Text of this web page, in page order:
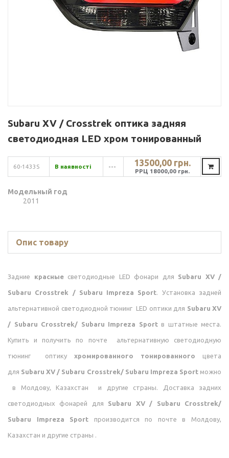
Subaru XV / Crosstrek оптика задняя
светодиодная LED хром тонированный
60-1433S В наявності --- 13500,00 грн.
РРЦ 18000,00 грн.
Модельный год
2011
Опис товару
Задние красныесветодиодные LED фонари для Subaru XV /
Subaru Crosstrek / Subaru Impreza Sport. Установка задней
альтернативной светодиодной тюнинг LED оптики для Subaru XV
/ Subaru Crosstrek/ Subaru Impreza Sportв штатные места.
Купить и получить по почте альтернативную светодиодную
тюнинг оптику хромированного тонированного цвета
для Subaru XV / Subaru Crosstrek/ Subaru Impreza Sportможно
в Молдову, Казахстан и другие страны. Доставка задних
светодиодных фонарей для Subaru XV / Subaru Crosstrek/
Subaru Impreza Sport производится по почте в Молдову,
Казахстан и другие страны .